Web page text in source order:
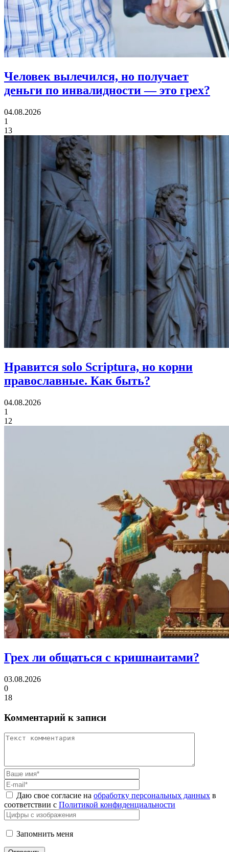
Человек вылечился, но получает
деньги по инвалидности— это грех?
04.08.2026
1
13
Нравится solo Scriptura, но корни
православные. Как быть?
04.08.2026
1
12
Грех ли общаться с кришнаитами?
03.08.2026
0
18
Комментарий к записи
Даю свое согласие на обработку персональных данных в
соответствии с Политикой конфиденциальности
Запомнить меня